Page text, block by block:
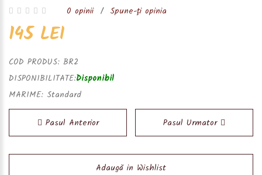
0 opinii / Spune-ţi opinia
145 LEI
COD PRODUS: BR2
DISPONIBILITATE:Disponibil
MARIME: Standard
Pasul Anterior Pasul Urmator
Adaugă in Wishlist